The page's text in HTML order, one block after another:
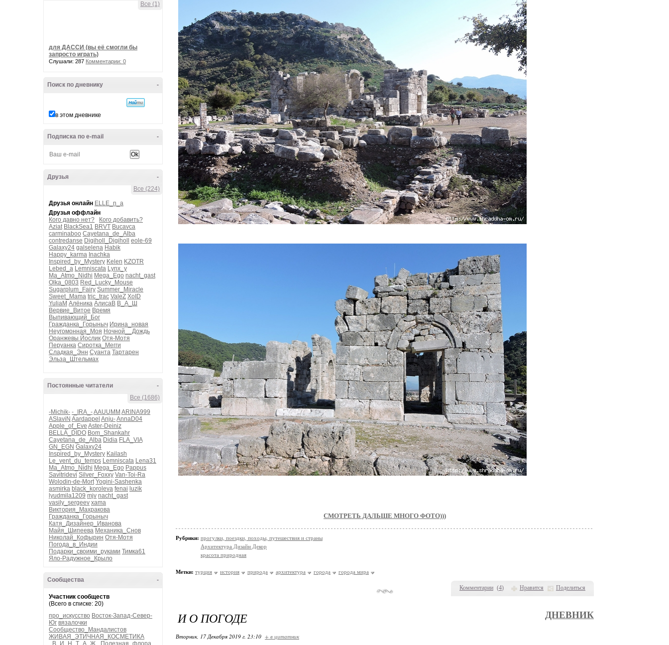
Все (1)
для ДАССИ (вы её смогли бы
запросто играть)
Слушали: 287 Комментарии: 0
-
Поиск по дневнику
в этом дневнике
-
Подписка по e-mail
-
Друзья
Все (224)
Друзья онлайн ELLE_n_a
Друзья оффлайн
Кого давно нет?
Кого добавить?
Aziat BlackSea1 BRVT Bucavca
carminaboo Cayetana_de_Alba
contredanse Digiholl_Digiholl
eole-69
Galaxy24 galselena Habik
Happy_karma Inachka
Inspired_by_Mystery Kelen KZOTR
Lebed_a Lemniscata Lynx_y
Ma_Atmo_Nidhi Mega_Ego nacht_gast
Olka_0803 Red_Lucky_Mouse
Sugarplum_Fairy Summer_Miracle
Sweet_Mama tric_trac ValeZ XoID
YuliaM Алёника АлисаВ В_А_Ш
Вервие_Витое Время
Выпивающий_Бог
Гражданка_Горыныч Ирина_новая
Неугомонная_Моя Ночной__Дождь
Оранжевы Йослик Отя-Мотя
Перуанка Сиротка_Мегги
Сладкая_Энн Суанта Тартарен
Эльза_Штельмах
-
Постоянные читатели
Все (1686)
-Michik- -_IRA_-AAUUMM ARINA999
ASlaviN Aardappel Anju-AnnaD04
Apple_of_Eve Aster-Deiniz
BELLA_DIDO Bom_Shankahr
Cayetana_de_Alba Didia FLA_VIA
GN_EGN Galaxy24
Inspired_by_Mystery Kailash
Le_vent_du_temps Lemniscata Lena31
Ma_Atmo_Nidhi Mega_Ego Pappus
Savitridevi Silver_Foxxy Van-Toi-Ra
Wolodin-de-Mort Yogini-Sashenka
asmirka black_koroleva fenai luzik
lyudmila1209 mjv nacht_gast
vasily_sergeev xama
Виктория_Махракова
Гражданка_Горыныч
Катя_Дизайнер_Иванова
Майя_Шипеева Механика_Снов
Николай_Кофырин Отя-Мотя
Погода_в_Индии
Подарки_своими_руками Тимка61
Яло-Радужное_Крыло
-
Сообщества
Участник сообществ
(Всего в списке: 20)
про_искусство Восток-Запад-Север-
Юг вязалочки
Сообщество_Мандалистов
ЖИВАЯ_ЭТИЧНАЯ_КОСМЕТИКА
_В_И_Н_Т_А_Ж_
Полезная_флора
Комментарии (4) Нравится Поделиться
СМОТРЕТЬ ДАЛЬШЕ МНОГО ФОТО)))
Рубрики: прогулки, поездки, походы, путешествия и страны
Архитектура Дизайн Декор
красота природная
Метки: турция история природа архитектура города города мира
И О ПОГОДЕ ДНЕВНИК
Вторник, 17 Декабря 2019 г. 23:10 + в цитатник